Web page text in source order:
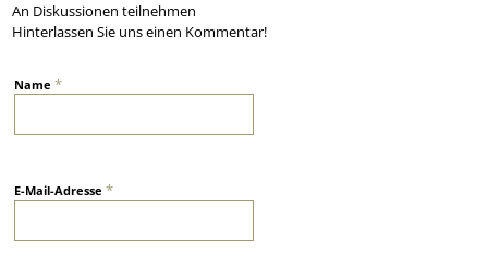
An Diskussionen teilnehmen
Hinterlassen Sie uns einen Kommentar!
Name*
E-Mail-Adresse*